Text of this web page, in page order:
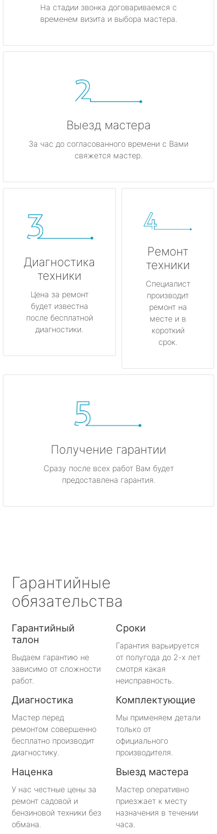
На стадии звонка договариваемся с
временем визита и выбора мастера.
Выезд мастера
За час до согласованного времени с Вами
свяжется мастер.
Диагностика
техники
Цена за ремонт
будет известна
после бесплатной
диагностики.
Ремонт
техники
Специалист
производит
ремонт на
месте и в
короткий
срок.
Получение гарантии
Сразу после всех работ Вам будет
предоставлена гарантия.
Гарантийные
обязательства
Гарантийный
талон
Выдаем гарантию не
зависимо от сложности
работ.
Сроки
Гарантия варьируется
от полугода до 2-х лет
смотря какая
неисправность.
Диагностика
Мастер перед
ремонтом совершенно
бесплатно производит
диагностику.
Комплектующие
Мы применяем детали
только от
официального
производителя.
Наценка
У нас честные цены за
ремонт садовой и
бензиновой техники без
обмана.
Выезд мастера
Мастер оперативно
приезжает к месту
назначения в течении
часа.